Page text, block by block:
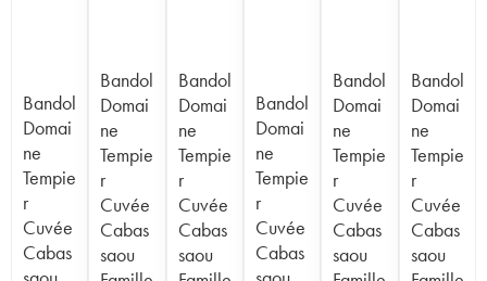
Bandol
Domai
ne
Tempie
r
Cuvée
Cabas
Bandol
Domai
ne
Tempie
r
Cuvée
Cabas
saou
Bandol
Domai
ne
Tempie
r
Cuvée
Cabas
saou
Bandol
Domai
ne
Tempie
r
Cuvée
Cabas
Bandol
Domai
ne
Tempie
r
Cuvée
Cabas
saou
Bandol
Domai
ne
Tempie
r
Cuvée
Cabas
saou